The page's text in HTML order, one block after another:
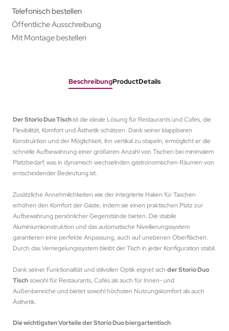
Telefonisch bestellen
Öffentliche Ausschreibung
Mit Montage bestellen
BeschreibungProductDetails
Der Storio Duo Tischist die ideale Lösung für Restaurants und Cafés, die
Flexibilität, Komfort und Ästhetik schätzen. Dank seiner klappbaren
Konstruktion und der Möglichkeit, ihn vertikal zu stapeln, ermöglicht er die
schnelle Aufbewahrung einer größeren Anzahl von Tischen bei minimalem
Platzbedarf, was in dynamisch wechselnden gastronomischen Räumen von
entscheidender Bedeutung ist.
Zusätzliche Annehmlichkeiten wie der integrierte Haken für Taschen
erhöhen den Komfort der Gäste, indem sie einen praktischen Platz zur
Aufbewahrung persönlicher Gegenstände bieten. Die stabile
Aluminiumkonstruktion und das automatische Nivellierungssystem
garantieren eine perfekte Anpassung, auch auf unebenen Oberflächen.
Durch das Verriegelungssystem bleibt der Tisch in jeder Konfiguration stabil.
Dank seiner Funktionalität und stilvollen Optik eignet sich der Storio Duo
Tischsowohl für Restaurants, Cafés als auch für Innen- und
Außenbereiche und bietet sowohl höchsten Nutzungskomfort als auch
Ästhetik.
Die wichtigsten Vorteile der Storio Duo biergartentisch